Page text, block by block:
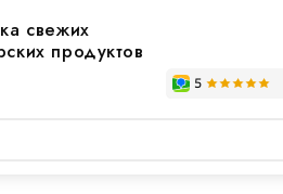
свежих
продуктов